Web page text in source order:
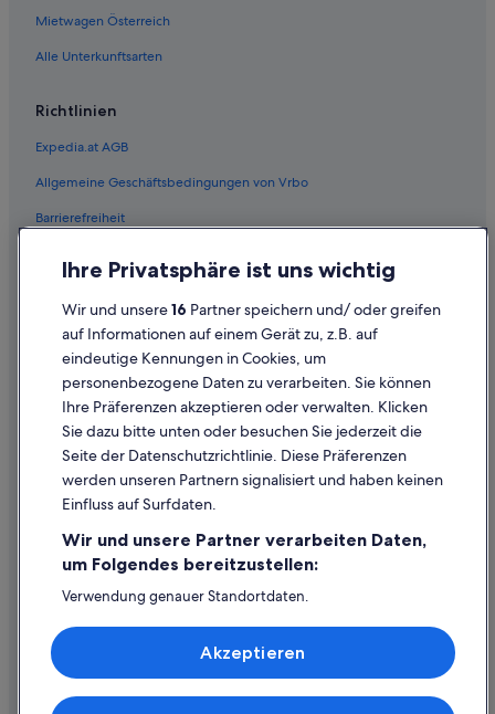
B&B in Steyr
Chalets in Steyr
Gasthäuser in Steyr
All-Inclusive- in Steyr
Business in Steyr
Familien in Steyr
Hotels mit Concierge in Steyr
Hotels mit Fitnessbereich in Steyr
Hotels mit Frühstück in Steyr
Hotels mit Klimaanlage in Steyr
Hotels mit Pool in Steyr
Hotels mit Restaurant in Steyr
Hotels mit Whirlpool in Steyr
Hotels mit WLAN in Steyr
Independent Hotels in Steyr
Hotels mit Aussicht in Steyr
Mietwagen Österreich
Alle Unterkunftsarten
Richtlinien
Expedia.at AGB
Allgemeine Geschäftsbedingungen von Vrbo
Barrierefreiheit
Rechtliche Hinweise/Kontakt
Inhaltsrichtlinien und Melden von Inhalten
Hilfe
Hilfe
Rückerstattungsprozess und Zeitrahmen
Buchen Sie einen Flug mit einer Gutschrift bei der Fluggesellschaft
Internationale Reisedokumente
Ihre Privatsphäre ist uns wichtig
Wir und unsere16 Partner speichern und/ oder greifen
auf Informationen auf einem Gerät zu, z.B. auf
eindeutige Kennungen in Cookies, um
personenbezogene Daten zu verarbeiten. Sie können
Ihre Präferenzen akzeptieren oder verwalten. Klicken
Sie dazu bitte unten oder besuchen Sie jederzeit die
Seite der Datenschutzrichtlinie. Diese Präferenzen
werden unseren Partnern signalisiert und haben keinen
Einfluss auf Surfdaten.
Wir und unsere Partner verarbeiten Daten,
um Folgendes bereitzustellen:
Verwendung genauer Standortdaten.
Speichern von oder Zugriff auf Informationen auf einem
Endgerät. Personalisierte Werbung und Inhalte, Messung
von Werbeleistung und der Performance von Inhalten,
Akzeptieren